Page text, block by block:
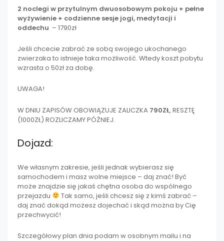
2 noclegi w przytulnym dwuosobowym pokoju + pełne
wyżywienie + codzienne sesje jogi, medytacji i
oddechu – 1790zł
Jeśli chcecie zabrać ze sobą swojego ukochanego
zwierzaka to istnieje taka możliwość. Wtedy koszt pobytu
wzrasta o 50zł za dobę.
UWAGA!
W DNIU ZAPISÓW OBOWIĄZUJE ZALICZKA 790ZŁ, RESZTĘ
(1000ZŁ) ROZLICZAMY PÓŹNIEJ.
Dojazd:
We własnym zakresie, jeśli jednak wybierasz się
samochodem i masz wolne miejsce – daj znać! Być
może znajdzie się jakaś chętna osoba do wspólnego
przejazdu
Tak samo, jeśli chcesz się z kimś zabrać –
daj znać dokąd możesz dojechać i skąd można by Cię
przechwycić!
Szczegółowy plan dnia podam w osobnym mailu i na